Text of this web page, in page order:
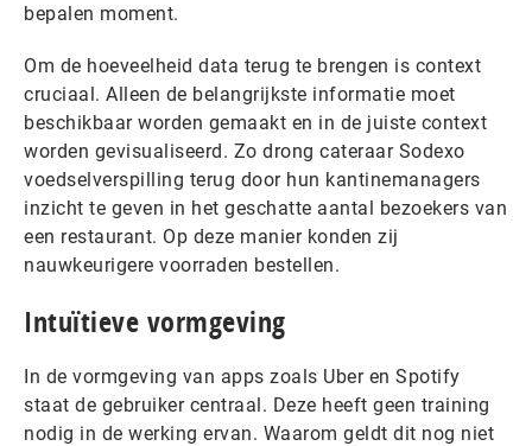
bepalen moment.
Om de hoeveelheid data terug te brengen is context
cruciaal. Alleen de belangrijkste informatie moet
beschikbaar worden gemaakt en in de juiste context
worden gevisualiseerd. Zo drong cateraar Sodexo
voedselverspilling terug door hun kantinemanagers
inzicht te geven in het geschatte aantal bezoekers van
een restaurant. Op deze manier konden zij
nauwkeurigere voorraden bestellen.
Intuïtieve vormgeving
In de vormgeving van apps zoals Uber en Spotify
staat de gebruiker centraal. Deze heeft geen training
nodig in de werking ervan. Waarom geldt dit nog niet